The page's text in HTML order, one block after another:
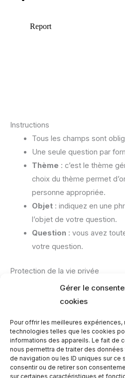
Gérer le
cookies
Pour offrir les meilleures expériences,
technologies telles que les cookies
informations des appareils. Le fait de
nous permettra de traiter des
de navigation ou les ID uniques sur ce
consentir ou de retirer son
sur certaines caractéristiques et
Instructions
Tous les champs sont
Une seule question par
Thème : c’est le thème
choix du thème permet
personne appropriée.
Objet: indiquez en une
l’objet de votre question.
Question : vous avez
votre question.
Protection de la vie privée
Les informations ne
courriel de la personne qui
publiée dans les FAQ.
Nous ne diffusons ni ne
avec des tierces parties.